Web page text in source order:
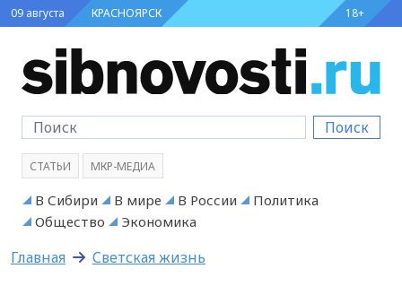
09 августа КРАСНОЯРСК 18+
Поиск
СТАТЬИ МКР-МЕДИА
В Сибири В мире В России
Политика
Общество
Экономика
Главная Светская жизнь